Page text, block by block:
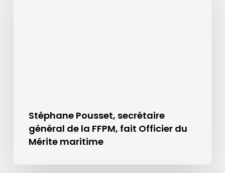
Stéphane Pousset, secrétaire
général de la FFPM, fait Officier du
Mérite maritime